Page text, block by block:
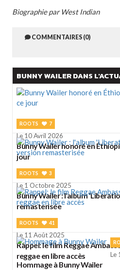
Biographie par West Indian
COMMENTAIRES (0)
BUNNY WAILER DANS
ROOTS 7
Le 10 Avril 2026
Bunny Wailer honoré en
jour
ROOTS 3
Le 1 Octobre 2025
Bunny Wailer : l'album
remasterisée
ROOTS 41
Le 11 Août 2025
Rappel: le film Reggae
reggae en libre accès
Le
Hommage à Bunny Wailer